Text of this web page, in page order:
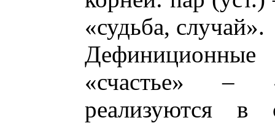
«судьба, случай».
«счастье» –
реализуются в